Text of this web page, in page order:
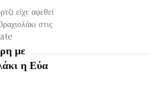
είχε αφεθεί
στις
με
η Εύα